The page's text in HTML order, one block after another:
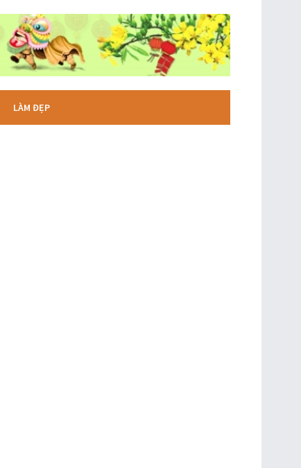
LÀM ĐẸP